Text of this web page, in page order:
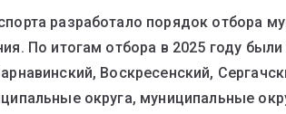
разработало порядок отбора
По итогам отбора в 2025 году
Воскресенский,
округа, муниципальные